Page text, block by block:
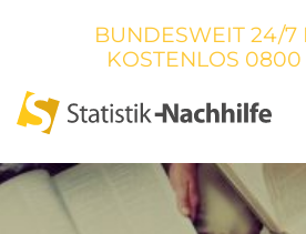
BUNDESWEIT 24/7
KOSTENLOS 0800